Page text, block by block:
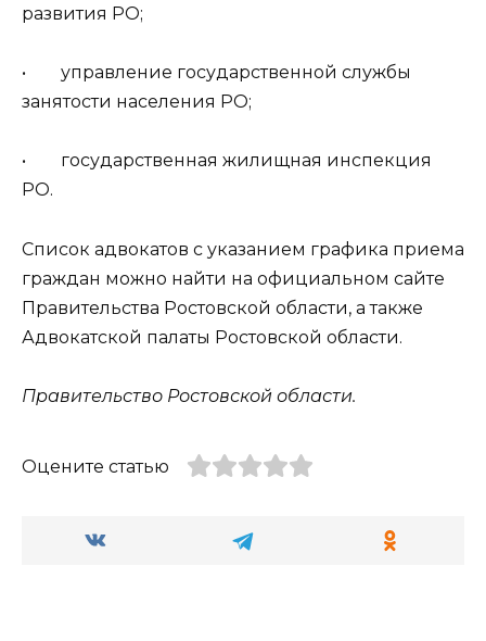
развития РО;
• управление государственной службы
занятости населения РО;
• государственная жилищная инспекция
РО.
Список адвокатов с указанием графика приема
граждан можно найти на официальном сайте
Правительства Ростовской области, а также
Адвокатской палаты Ростовской области.
Правительство Ростовской области.
Оцените статью